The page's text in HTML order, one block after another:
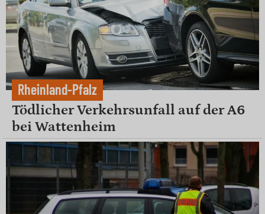
Rheinland-Pfalz
Tödlicher Verkehrsunfall auf der A6
bei Wattenheim